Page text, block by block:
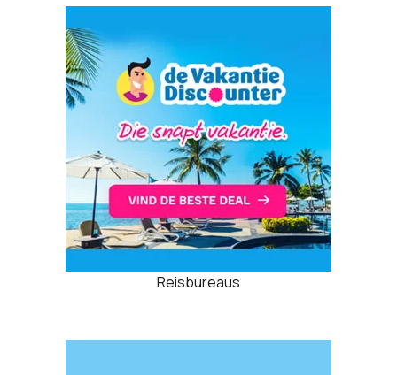
Reisbureaus